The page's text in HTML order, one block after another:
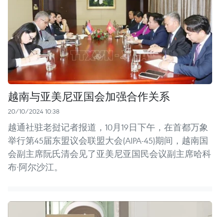
越南与亚美尼亚国会加强合作关系
20/10/2024 10:38
越通社驻老挝记者报道，10月19日下午，在首都万象
举行第45届东盟议会联盟大会(AIPA-45)期间，越南国
会副主席阮氏清会见了亚美尼亚国民会议副主席哈科
布·阿尔沙江。